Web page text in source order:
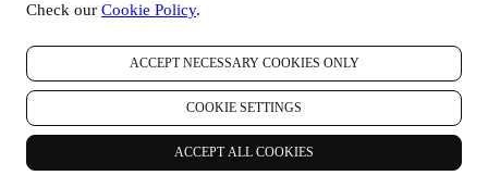
Check our Cookie Policy.
ACCEPT NECESSARY COOKIES ONLY
COOKIE SETTINGS
ACCEPT ALL COOKIES
“cookies” e tecnologias semelhantes (incluindo pixels de
anúncios ou para nossa análise estatística - na maioria dos
casos, nós não conseguiremos identificá-lo com essas
informações técnicas. Para obter informações sobre coleta de
dados através de cookies, consulte nossa Política de Cookies
aqui.
seus comentários, solicitações, reclamações, perguntas ou
interações connosco (por exemplo, suas mensagens, chats,